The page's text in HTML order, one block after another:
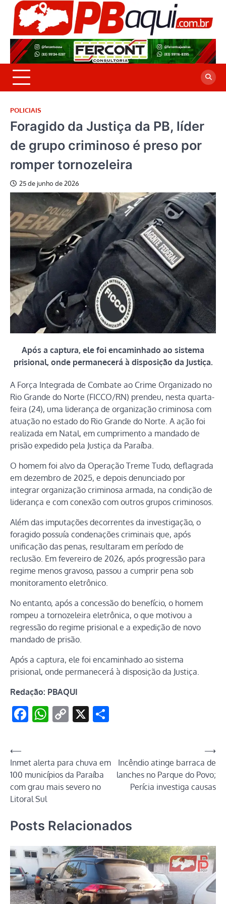
Skip
content
POLICIAIS
Foragido da Justiça da PB, líder
de grupo criminoso é preso por
romper tornozeleira
25 de junho de 2026
Após a captura, ele foi encaminhado ao sistema
prisional, onde permanecerá à disposição da Justiça.
A Força Integrada de Combate ao Crime Organizado no
Rio Grande do Norte (FICCO/RN) prendeu, nesta quarta-
feira (24), uma liderança de organização criminosa com
atuação no estado do Rio Grande do Norte. A ação foi
realizada em Natal, em cumprimento a mandado de
prisão expedido pela Justiça da Paraíba.
O homem foi alvo da Operação Treme Tudo, deflagrada
em dezembro de 2025, e depois denunciado por
integrar organização criminosa armada, na condição de
liderança e com conexão com outros grupos criminosos.
Além das imputações decorrentes da investigação, o
foragido possuía condenações criminais que, após
unificação das penas, resultaram em período de
reclusão. Em fevereiro de 2026, após progressão para
regime menos gravoso, passou a cumprir pena sob
monitoramento eletrônico.
No entanto, após a concessão do benefício, o homem
rompeu a tornozeleira eletrônica, o que motivou a
regressão do regime prisional e a expedição de novo
mandado de prisão.
Após a captura, ele foi encaminhado ao sistema
prisional, onde permanecerá à disposição da Justiça.
Redação: PBAQUI
Facebook
WhatsApp
Copy
X
Navegação
de
Post
⟵
Inmet alerta para chuva em
100 municípios da Paraíba
com grau mais severo no
Litoral Sul
Incêndio atinge barraca de
lanches no Parque do Povo;
Perícia investiga causas
⟶
Posts Relacionados